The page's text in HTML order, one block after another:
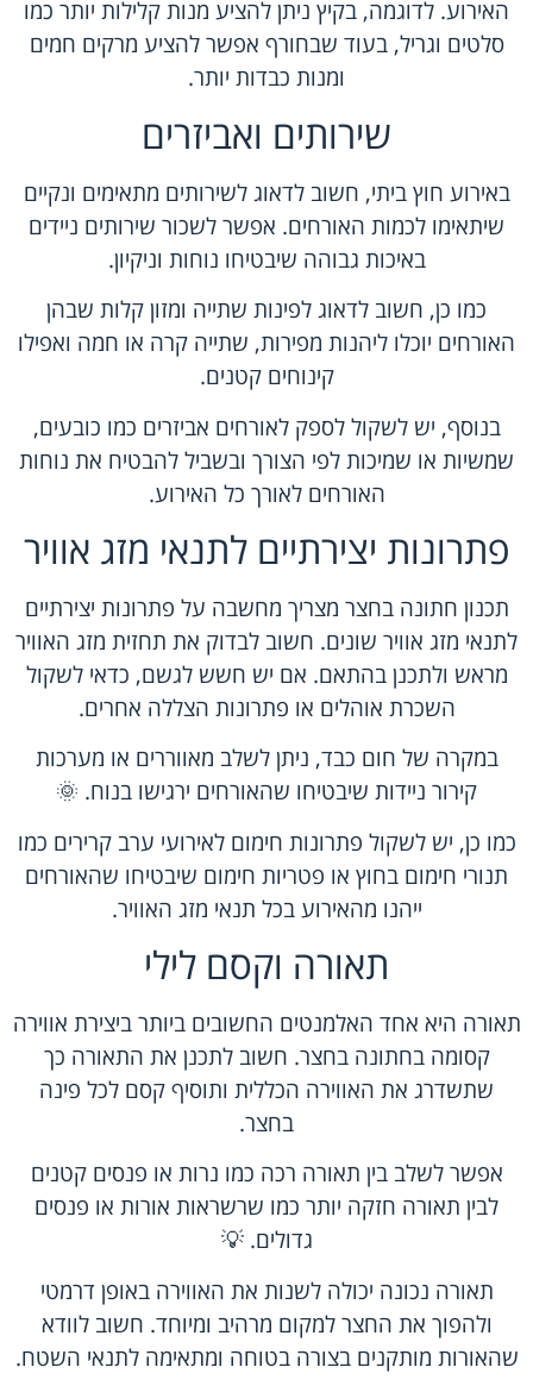
האירוע. לדוגמה, בקיץ ניתן להציע מנות קלילות יותר כמו
סלטים וגריל, בעוד שבחורף אפשר להציע מרקים חמים
ומנות כבדות יותר.
שירותים ואביזרים
באירוע חוץ ביתי, חשוב לדאוג לשירותים מתאימים ונקיים
שיתאימו לכמות האורחים. אפשר לשכור שירותים ניידים
באיכות גבוהה שיבטיחו נוחות וניקיון.
כמו כן, חשוב לדאוג לפינות שתייה ומזון קלות שבהן
האורחים יוכלו ליהנות מפירות, שתייה קרה או חמה ואפילו
קינוחים קטנים.
בנוסף, יש לשקול לספק לאורחים אביזרים כמו כובעים,
שמשיות או שמיכות לפי הצורך ובשביל להבטיח את נוחות
האורחים לאורך כל האירוע.
פתרונות יצירתיים לתנאי מזג אוויר
תכנון חתונה בחצר מצריך מחשבה על פתרונות יצירתיים
לתנאי מזג אוויר שונים. חשוב לבדוק את תחזית מזג האוויר
מראש ולתכנן בהתאם. אם יש חשש לגשם, כדאי לשקול
השכרת אוהלים או פתרונות הצללה אחרים.
במקרה של חום כבד, ניתן לשלב מאווררים או מערכות
קירור ניידות שיבטיחו שהאורחים ירגישו בנוח. 🌞
כמו כן, יש לשקול פתרונות חימום לאירועי ערב קרירים כמו
תנורי חימום בחוץ או פטריות חימום שיבטיחו שהאורחים
ייהנו מהאירוע בכל תנאי מזג האוויר.
תאורה וקסם לילי
תאורה היא אחד האלמנטים החשובים ביותר ביצירת אווירה
קסומה בחתונה בחצר. חשוב לתכנן את התאורה כך
שתשדרג את האווירה הכללית ותוסיף קסם לכל פינה
בחצר.
אפשר לשלב בין תאורה רכה כמו נרות או פנסים קטנים
לבין תאורה חזקה יותר כמו שרשראות אורות או פנסים
גדולים. 💡
תאורה נכונה יכולה לשנות את האווירה באופן דרמטי
ולהפוך את החצר למקום מרהיב ומיוחד. חשוב לוודא
שהאורות מותקנים בצורה בטוחה ומתאימה לתנאי השטח.